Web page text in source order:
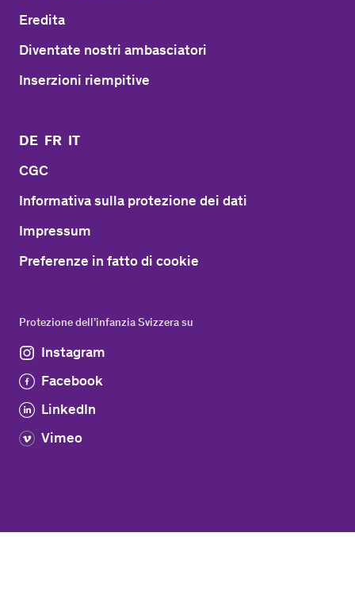
Eredita
Diventate nostri ambasciatori
Inserzioni riempitive
DE FR IT
CGC
Informativa sulla protezione dei dati
Impressum
Preferenze in fatto di cookie
Protezione dell’infanzia Svizzera su
Instagram
Facebook
LinkedIn
Vimeo